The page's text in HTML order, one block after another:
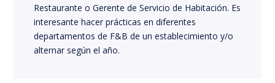
Restaurante o Gerente de Servicio de Habitación. Es
interesante hacer prácticas en diferentes
departamentos de F&B de un establecimiento y/o
alternar según el año.